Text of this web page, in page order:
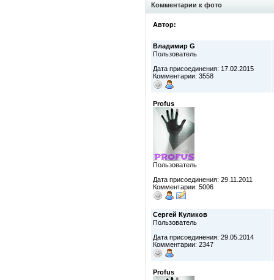
Комментарии к фото
Автор:
Владимир G
Пользователь
Дата присоединения: 17.02.2015
Комментарии: 3558
Profus
Пользователь
Дата присоединения: 29.11.2011
Комментарии: 5006
Сергей Куликов
Пользователь
Дата присоединения: 29.05.2014
Комментарии: 2347
Profus